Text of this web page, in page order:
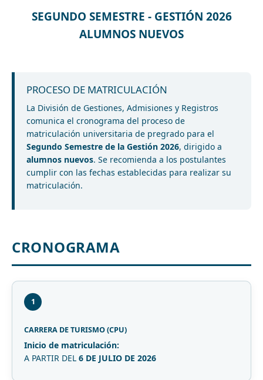
SEGUNDO SEMESTRE - GESTIÓN 2026
ALUMNOS NUEVOS
PROCESO DE MATRICULACIÓN
La División de Gestiones, Admisiones y Registros
comunica el cronograma del proceso de
matriculación universitaria de pregrado para el
Segundo Semestre de la Gestión 2026, dirigido a
alumnos nuevos. Se recomienda a los postulantes
cumplir con las fechas establecidas para realizar su
matriculación.
CRONOGRAMA
1
CARRERA DE TURISMO (CPU)
Inicio de matriculación:
A PARTIR DEL 6 DE JULIO DE 2026